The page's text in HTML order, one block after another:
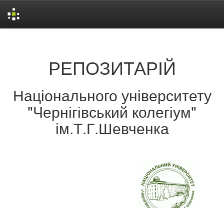
РЕПОЗИТАРІЙ
Національного університету
"Чернігівський колегіум"
ім.Т.Г.Шевченка